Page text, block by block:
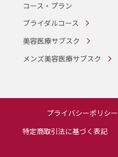
コース・プラン
ブライダルコース
美容医療サブスク
メンズ美容医療サブスク
プライバシーポリシー
特定商取引法に基づく表記